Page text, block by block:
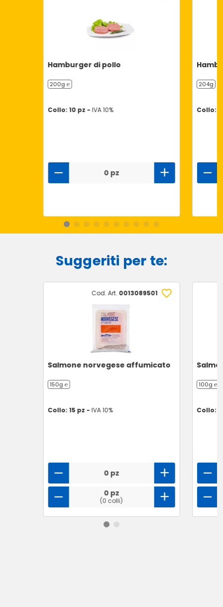
Hamburger di pollo
200g ℮
Collo: 10 pz - IVA 10%
0 pz
204g
Collo:
Suggeriti per te:
Cod. Art. 0013089501
Salmone norvegese affumicato
150g ℮
Collo: 15 pz - IVA 10%
0 pz
0 pz
(0 colli)
100g ℮
Collo: